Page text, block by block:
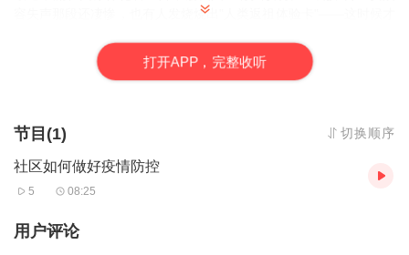
容失声那段还凄惨，也有人发烧烧出"人类返祖体验卡"——这时候才
今天咱们不整那些虚头巴脑的术语，就用地道的土方子+科学姿势，
打开APP，完整收听
节目(1) 切换顺序
社区如何做好疫情防控
5 08:25
用户评论